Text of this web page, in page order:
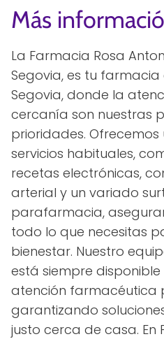
Más
La Farmacia Rosa
Segovia, es tu
Segovia, donde la
cercanía son nuestras
prioridades.
servicios habituales,
recetas electrónicas,
arterial y un variado
parafarmacia,
todo lo que necesitas
bienestar. Nuestro
está siempre
atención farmacéutica
garantizando
justo cerca de casa. En